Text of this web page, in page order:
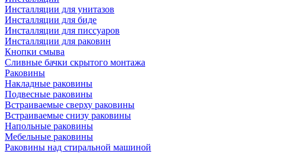
Инсталляции для унитазов
Инсталляции для биде
Инсталляции для писсуаров
Инсталляции для раковин
Кнопки смыва
Сливные бачки скрытого монтажа
Раковины
Накладные раковины
Подвесные раковины
Встраиваемые сверху раковины
Встраиваемые снизу раковины
Напольные раковины
Мебельные раковины
Раковины над стиральной машиной